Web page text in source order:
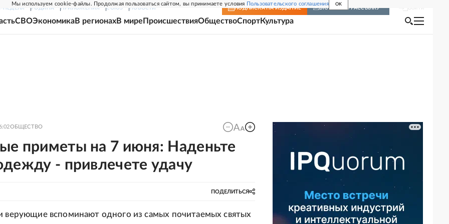
Мы используем cookie-файлы. Продолжая пользоваться сайтом, вы принимаете условия Пользовательского соглашения OK
НЕДЕЛЯ РОДИНА ПРИЛОЖЕНИЯ СОЮЗ НОВОСТИ ПОДПИСКА НА ИЗДАНИЕ ВКЛЮЧИТЬ РАССЫЛКУ
СВОЭкономикаВ регионахВ мире ПроисшествияОбществоСпортКультура
ОБЩЕСТВО
приметы на 7 июня: Наденьте
- привлечете удачу
ПОДЕЛИТЬСЯ
верующие вспоминают одного из самых почитаемых святых